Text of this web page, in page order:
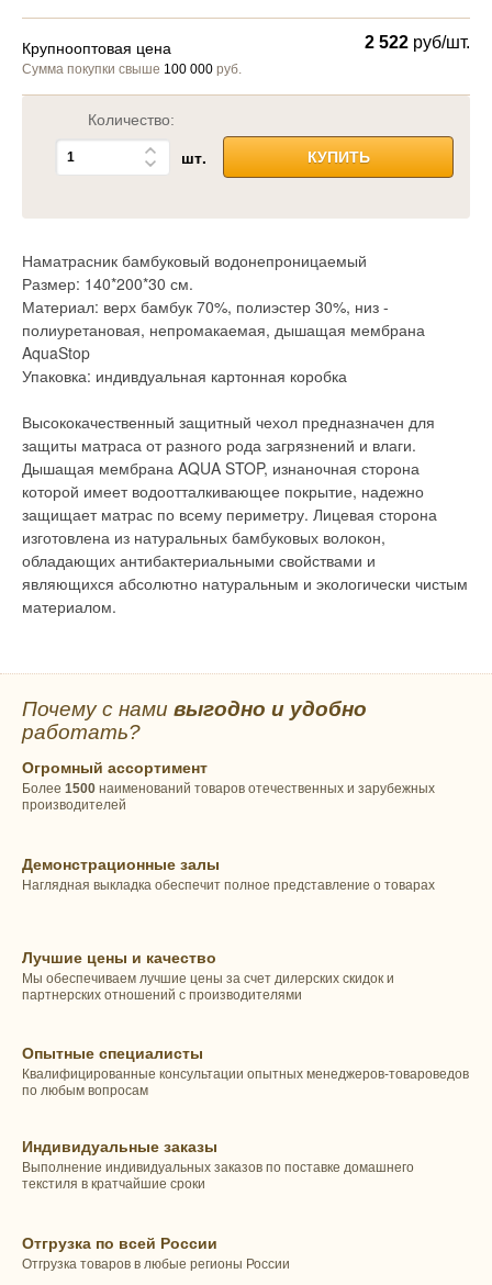
Крупнооптовая цена
Сумма покупки свыше 100 000 руб.
2 522 руб/шт.
Количество:
шт. КУПИТЬ
Наматрасник бамбуковый водонепроницаемый
Размер: 140*200*30 см.
Материал: верх бамбук 70%, полиэстер 30%, низ -
полиуретановая, непромакаемая, дышащая мембрана
AquaStop
Упаковка: индивдуальная картонная коробка
Высококачественный защитный чехол предназначен для
защиты матраса от разного рода загрязнений и влаги.
Дышащая мембрана AQUA STOP, изнаночная сторона
которой имеет водоотталкивающее покрытие, надежно
защищает матрас по всему периметру. Лицевая сторона
изготовлена из натуральных бамбуковых волокон,
обладающих антибактериальными свойствами и
являющихся абсолютно натуральным и экологически чистым
материалом.
Почему с нами выгодно и удобно
работать?
Огромный ассортимент
Более 1500 наименований товаров отечественных и зарубежных
производителей
Демонстрационные залы
Наглядная выкладка обеспечит полное представление о товарах
Лучшие цены и качество
Мы обеспечиваем лучшие цены за счет дилерских скидок и
партнерских отношений с производителями
Опытные специалисты
Квалифицированные консультации опытных менеджеров-товароведов
по любым вопросам
Индивидуальные заказы
Выполнение индивидуальных заказов по поставке домашнего
текстиля в кратчайшие сроки
Отгрузка по всей России
Отгрузка товаров в любые регионы России